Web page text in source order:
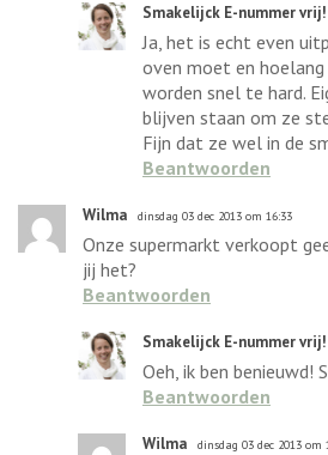
Smakelijck E-nummer vrij!
Ja, het is echt even
oven moet en
worden snel te hard.
blijven staan om ze
Fijn dat ze wel in de
Beantwoorden
Wilma dinsdag 03 dec 2013 om 16:33
Onze supermarkt verkoopt
jij het?
Beantwoorden
Smakelijck E-nummer vrij!
Oeh, ik ben benieuwd!
Beantwoorden
Wilma dinsdag 03 dec 2013 om